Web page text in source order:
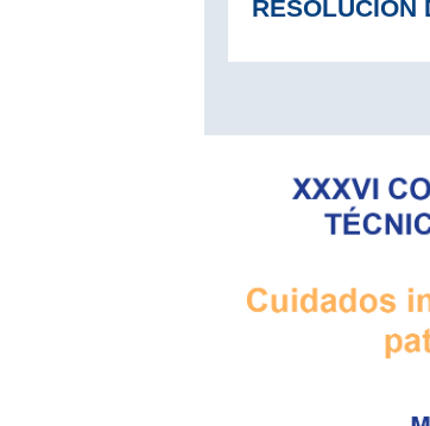
RESOLUCIÓN